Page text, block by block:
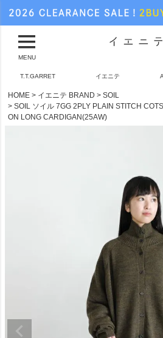
MENU
T.T.GARRET イエニテ
HOME イエニテ BRAND
SOIL
SOIL ソイル 7GG 2PLY PLAIN STITCH
ON LONG CARDIGAN(25AW)